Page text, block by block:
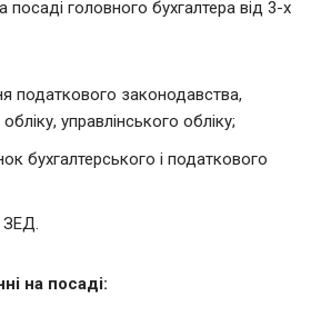
посаді головного бухгалтера від 3-х
податкового законодавства,
управлінського обліку;
бухгалтерського і податкового
ЗЕД.
на посаді: